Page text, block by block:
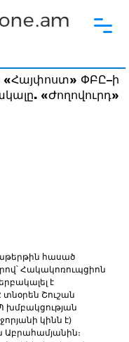
«Հայփոստ» ՓԲԸ–ի
«Ժողովուրդ»
հասած
Հակակոռուպցիոն
է
Շուշան
խմբակցության
կինն է)